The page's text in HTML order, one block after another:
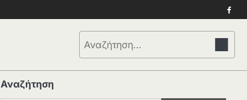
Αναζήτηση
για:
Αναζήτηση